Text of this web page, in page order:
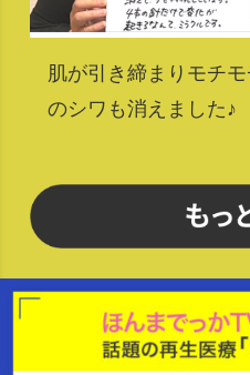
肌が引き締まりモチ
のシワも消えました♪